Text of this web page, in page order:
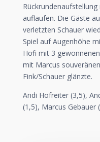
auflaufen. Die Gäste
verletzten Schauer
Spiel auf Augenhöhe
Hofi mit 3
mit Marcus
Fink/Schauer glänzte.
Andi Hofreiter (3,5),
(1,5), Marcus Gebauer